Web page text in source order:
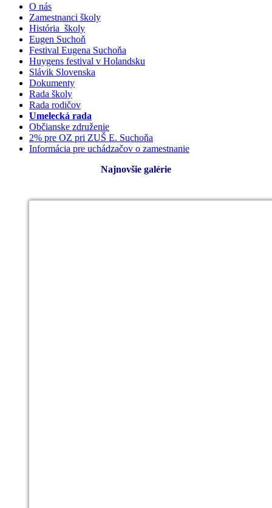
O nás
Zamestnanci školy
História školy
Eugen Suchoň
Festival Eugena Suchoňa
Huygens festival v Holandsku
Slávik Slovenska
Dokumenty
Rada školy
Rada rodičov
Umelecká rada
Občianske združenie
2% pre OZ pri ZUŠ E. Suchoňa
Informácia pre uchádzačov o zamestnanie
Najnovšie galérie